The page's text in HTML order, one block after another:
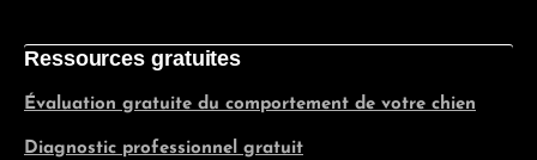
Ressources gratuites
Évaluation gratuite du comportement de votre chien
Diagnostic professionnel gratuit